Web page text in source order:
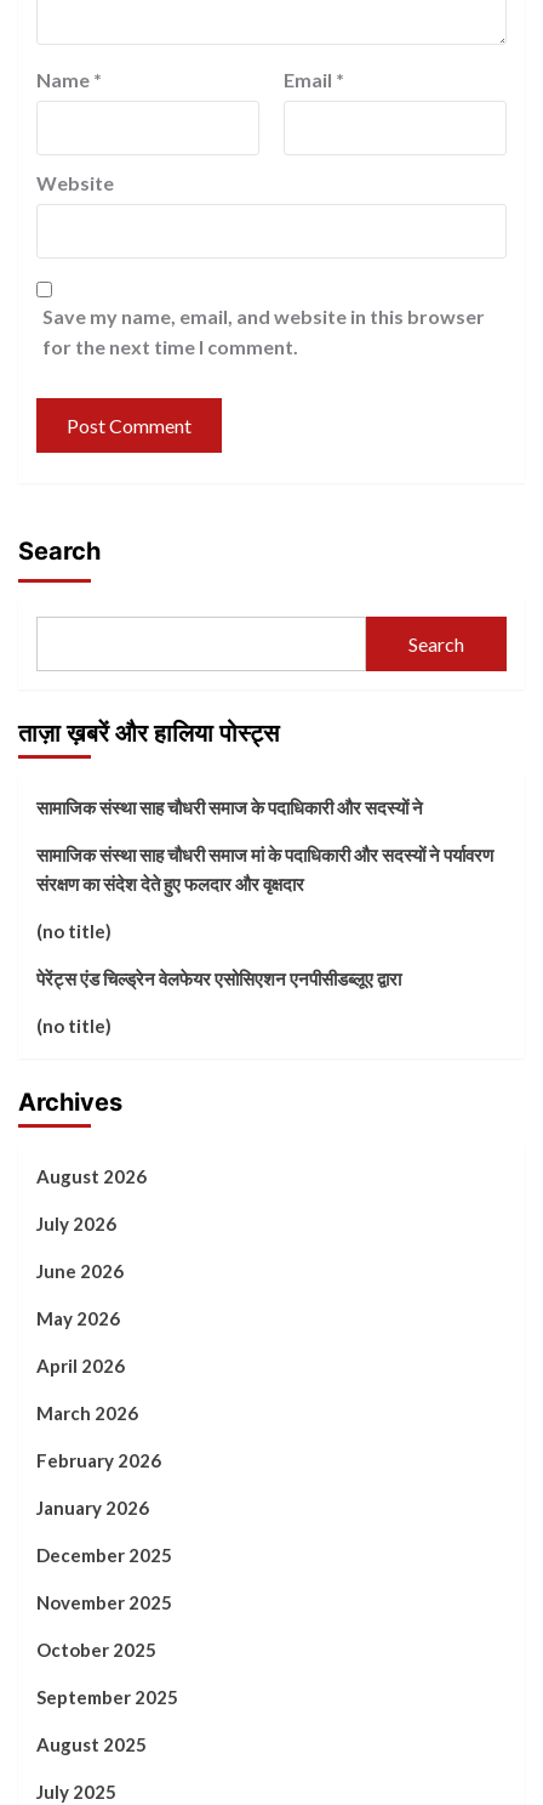
Name * Email *
Website
Save my name, email, and website in this browser
for the next time I comment.
Search
Search
ताज़ा ख़बरें और हालिया पोस्ट्स
सामाजिक संस्था साह चौधरी समाज के पदाधिकारी और सदस्यों ने
सामाजिक संस्था साह चौधरी समाज मां के पदाधिकारी और सदस्यों ने पर्यावरण
संरक्षण का संदेश देते हुए फलदार और वृक्षदार
(no title)
पेरेंट्स एंड चिल्ड्रेन वेलफेयर एसोसिएशन एनपीसीडब्लूए द्वारा
(no title)
Archives
August 2026
July 2026
June 2026
May 2026
April 2026
March 2026
February 2026
January 2026
December 2025
November 2025
October 2025
September 2025
August 2025
July 2025